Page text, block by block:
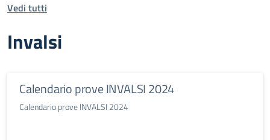
Vedi tutti
Invalsi
Calendario prove INVALSI 2024
Calendario prove INVALSI 2024